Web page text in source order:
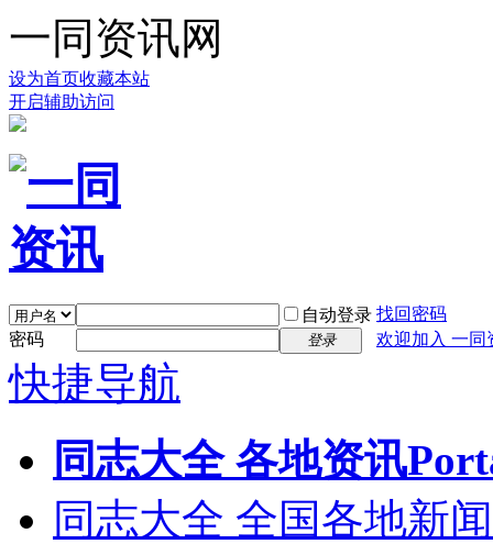
一同资讯网
设为首页收藏本站
开启辅助访问
自动登录 找回密码
密码
登录 欢迎加入 一同
快捷导航
同志大全 各地资讯
同志大全 全国各地新闻